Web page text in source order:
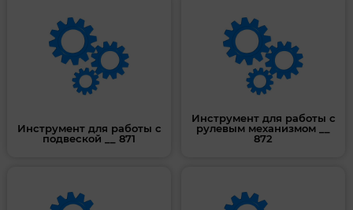
Инструмент для работы с
подвеской __ 871
Инструмент для работы с
рулевым механизмом __
872